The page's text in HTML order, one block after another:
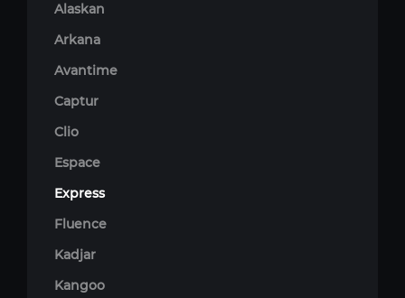
Alaskan
Arkana
Avantime
Captur
Clio
Espace
Express
Fluence
Kadjar
Kangoo